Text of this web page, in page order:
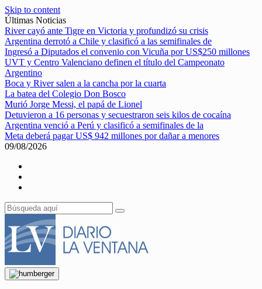
Skip to content
Últimas Noticias
River cayó ante Tigre en Victoria y profundizó su crisis
Argentina derrotó a Chile y clasificó a las semifinales de
Ingresó a Diputados el convenio con Vicuña por US$250 millones
UVT y Centro Valenciano definen el título del Campeonato
Argentino
Boca y River salen a la cancha por la cuarta
La batea del Colegio Don Bosco
Murió Jorge Messi, el papá de Lionel
Detuvieron a 16 personas y secuestraron seis kilos de cocaína
Argentina venció a Perú y clasificó a semifinales de la
Meta deberá pagar US$ 942 millones por dañar a menores
09/08/2026